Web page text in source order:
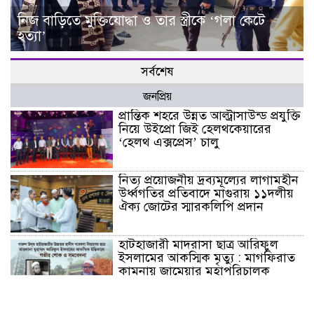
নিজ বাড়িতে মুক্তিযোদ্ধা ও তার স্ত্রীকে ‘গলা কেটে
হত্যা’
সর্বশেষ
জনপ্রিয়
প্রান্তিক শহরে উন্নত আল্ট্রাসাউন্ড প্রযুক্তি
নিয়ে উইপ্রো জিই হেলথকেয়ারের
‘হেলথ এক্সপ্রেস’ চালু
নিত্য প্রয়োজনীয় দ্রব্যমূল্যের লাগামহীন
উর্ধ্বগতির প্রতিবাদে মাগুরায় ১১দলীয়
ঐক্য জোটের স্মারকলিপি প্রদান
হাটহাজারী মাদরাসা ছাত্র আরিফুল
ইসলামের আকস্মিক মৃত্যু : মাগফিরাত
কামনায় জামেয়ার মহাপরিচালক